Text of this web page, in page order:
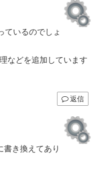
ているのでしょ
などを追加しています
返信
書き換えてあり